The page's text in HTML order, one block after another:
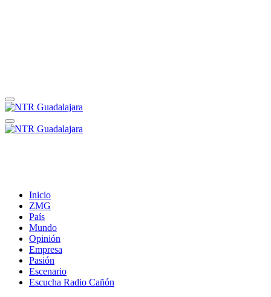
Inicio
ZMG
País
Mundo
Opinión
Empresa
Pasión
Escenario
Escucha Radio Cañón